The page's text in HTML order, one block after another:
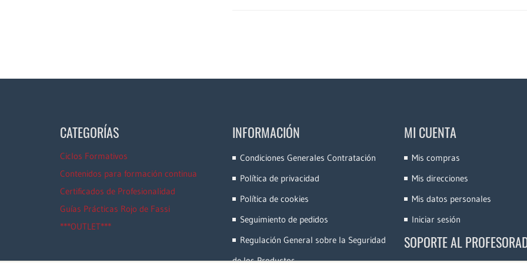
CATEGORÍAS
Ciclos Formativos
Contenidos para formación continua
Certificados de Profesionalidad
Guías Prácticas Rojo de Fassi
***OUTLET***
INFORMACIÓN
Condiciones Generales Contratación
Política de privacidad
Política de cookies
Seguimiento de pedidos
Regulación General sobre la Seguridad
de los Productos
MI CUENTA
Mis compras
Mis direcciones
Mis datos personales
Iniciar sesión
SOPORTE AL